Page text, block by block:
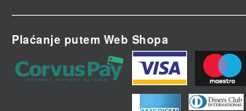
Plaćanje putem Web Shopa